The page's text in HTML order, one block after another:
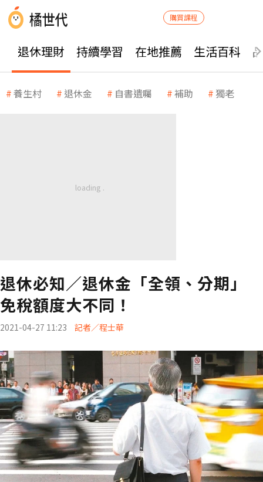
購買課程
退休理財 持續學習 在地推薦 生活百科
養生村 退休金 自書遺囑 補助 獨老
退休必知／退休金「全領、分期」
免稅額度大不同！
2021-04-27 11:23 記者／程士華